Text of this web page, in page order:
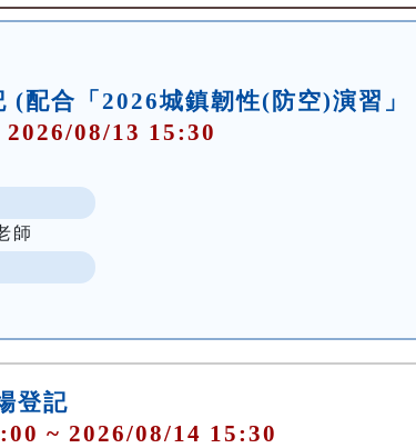
配合「2026城鎮韌性(防空)演習」
08/13 15:30
師
登記
~ 2026/08/14 15:30